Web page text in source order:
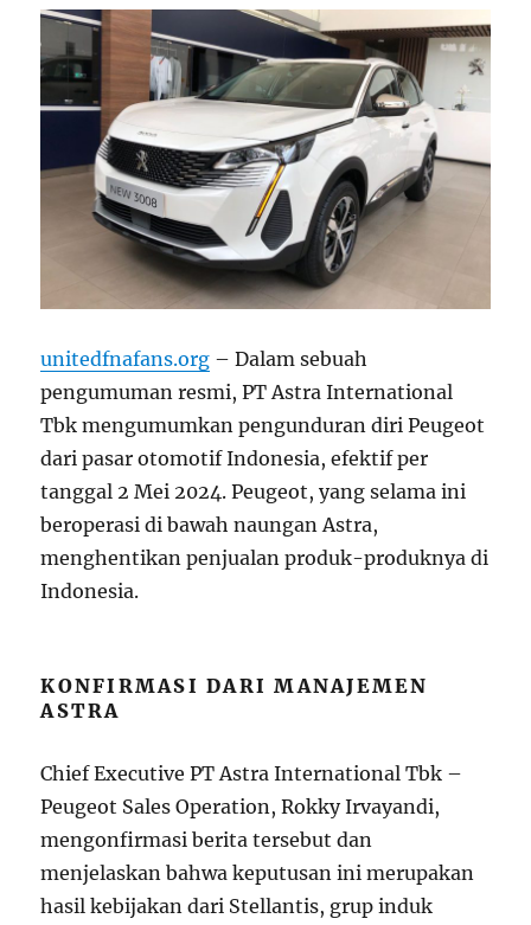
unitedfnafans.org – Dalam sebuah
pengumuman resmi, PT Astra International
Tbk mengumumkan pengunduran diri Peugeot
dari pasar otomotif Indonesia, efektif per
tanggal 2 Mei 2024. Peugeot, yang selama ini
beroperasi di bawah naungan Astra,
menghentikan penjualan produk-produknya di
Indonesia.
KONFIRMASI DARI MANAJEMEN
ASTRA
Chief Executive PT Astra International Tbk –
Peugeot Sales Operation, Rokky Irvayandi,
mengonfirmasi berita tersebut dan
menjelaskan bahwa keputusan ini merupakan
hasil kebijakan dari Stellantis, grup induk